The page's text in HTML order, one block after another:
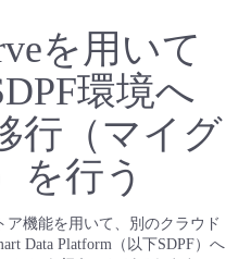
を用いて
環境へ
行（マイグ
を行う
ア機能を用いて、別のクラウド
Data Platform（以下SDPF）へ